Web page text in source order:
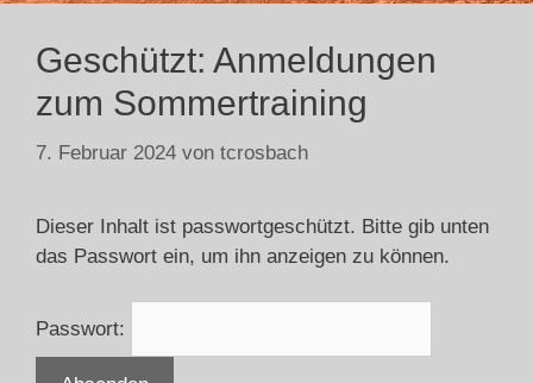
Geschützt: Anmeldungen
zum Sommertraining
7. Februar 2024 von tcrosbach
Dieser Inhalt ist passwortgeschützt. Bitte gib unten
das Passwort ein, um ihn anzeigen zu können.
Passwort: